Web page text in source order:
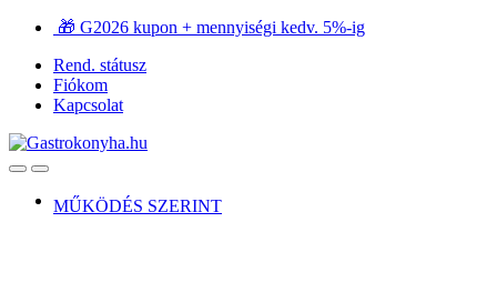
Ugrás
navigációhoz
Ugrás
tartalomra
🎁 G2026 kupon + mennyiségi kedv. 5%-ig
Rend. státusz
Fiókom
Kapcsolat
OpenClose
MŰKÖDÉS SZERINT